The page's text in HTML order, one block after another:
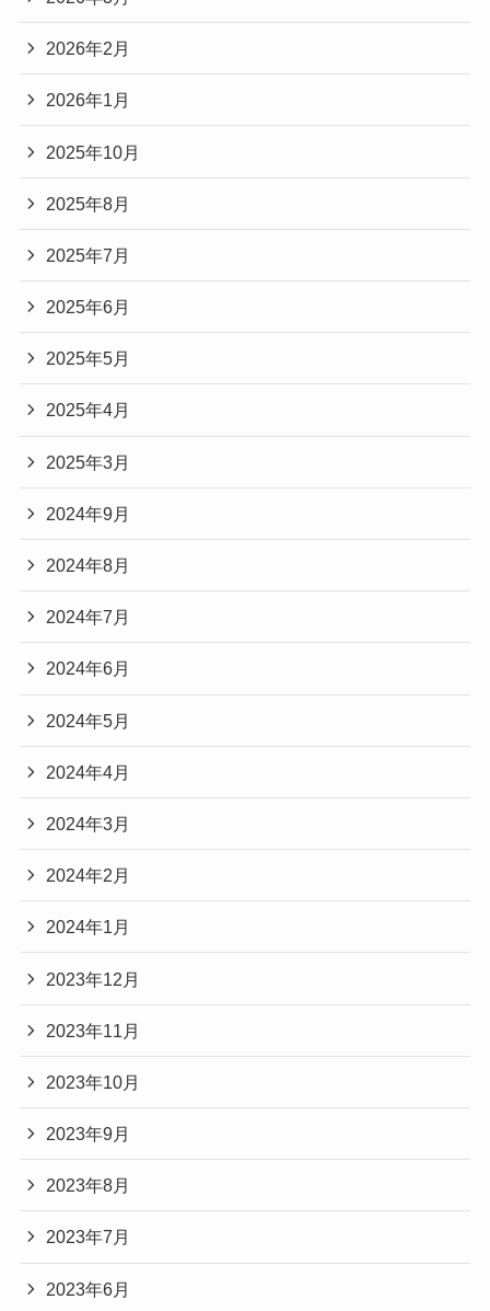
2026年2月
2026年1月
2025年10月
2025年8月
2025年7月
2025年6月
2025年5月
2025年4月
2025年3月
2024年9月
2024年8月
2024年7月
2024年6月
2024年5月
2024年4月
2024年3月
2024年2月
2024年1月
2023年12月
2023年11月
2023年10月
2023年9月
2023年8月
2023年7月
2023年6月